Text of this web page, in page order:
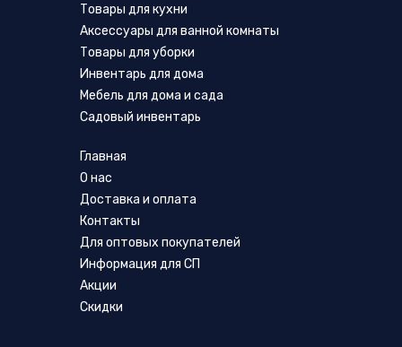
Товары для кухни
Аксессуары для ванной комнаты
Товары для уборки
Инвентарь для дома
Мебель для дома и сада
Садовый инвентарь
Главная
О нас
Доставка и оплата
Контакты
Для оптовых покупателей
Информация для СП
Акции
Скидки